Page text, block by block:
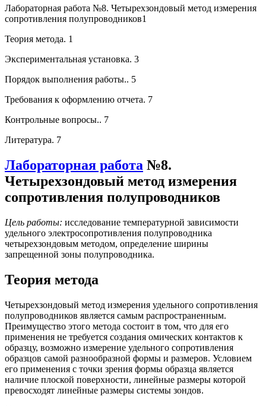
Лабораторная работа №8. Четырехзондовый метод измерения
сопротивления полупроводников1
Теория метода. 1
Экспериментальная установка. 3
Порядок выполнения работы.. 5
Требования к оформлению отчета. 7
Контрольные вопросы.. 7
Литература. 7
Лабораторная работа №8.
Четырехзондовый метод измерения
сопротивления полупроводников
Цель работы: исследование температурной зависимости
удельного электросопротивления полупроводника
четырехзондовым методом, определение ширины
запрещенной зоны полупроводника.
Теория метода
Четырехзондовый метод измерения удельного сопротивления
полупроводников является самым распространенным.
Преимущество этого метода состоит в том, что для его
применения не требуется создания омических контактов к
образцу, возможно измерение удельного сопротивления
образцов самой разнообразной формы и размеров. Условием
его применения с точки зрения формы образца является
наличие плоской поверхности, линейные размеры которой
превосходят линейные размеры системы зондов.